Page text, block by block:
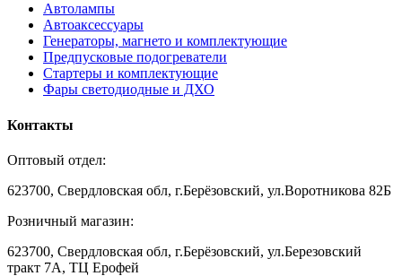
Автолампы
Автоаксессуары
Генераторы, магнето и комплектующие
Предпусковые подогреватели
Стартеры и комплектующие
Фары светодиодные и ДХО
Контакты
Оптовый отдел:
623700, Свердловская обл, г.Берёзовский, ул.Воротникова 82Б
Розничный магазин:
623700, Свердловская обл, г.Берёзовский, ул.Березовский
тракт 7А, ТЦ Ерофей